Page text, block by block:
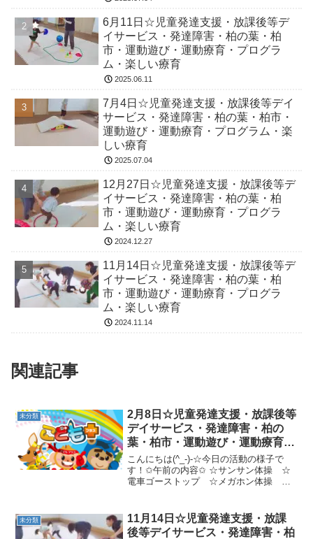
6月11日☆児童発達支援・放課後等デ
イサービス・発達障害・柏の葉・柏
市・運動遊び・運動療育・プログラ
ム・楽しい療育
2025.06.11
7月4日☆児童発達支援・放課後等デイ
サービス・発達障害・柏の葉・柏市・
運動遊び・運動療育・プログラム・楽
しい療育
2025.07.04
12月27日☆児童発達支援・放課後等デ
イサービス・発達障害・柏の葉・柏
市・運動遊び・運動療育・プログラ
ム・楽しい療育
2024.12.27
11月14日☆児童発達支援・放課後等デ
イサービス・発達障害・柏の葉・柏
市・運動遊び・運動療育・プログラ
ム・楽しい療育
2024.11.14
関連記事
未分類
2月8日☆児童発達支援・放課後等
デイサービス・発達障害・柏の
葉・柏市・運動遊び・運動療育・
プログラム・楽しい療育
こんにちは(^_-)-☆今日の活動の様子で
す！✩午前の内容✩ ☆サンサン体操 ☆
電車ゴーストップ ☆メガホン体操 ☆
凸凹ペンギン、めだかジグザグ✩午後の
内容✩ ☆柔軟4...
未分類
11月14日☆児童発達支援・放課
後等デイサービス・発達障害・柏